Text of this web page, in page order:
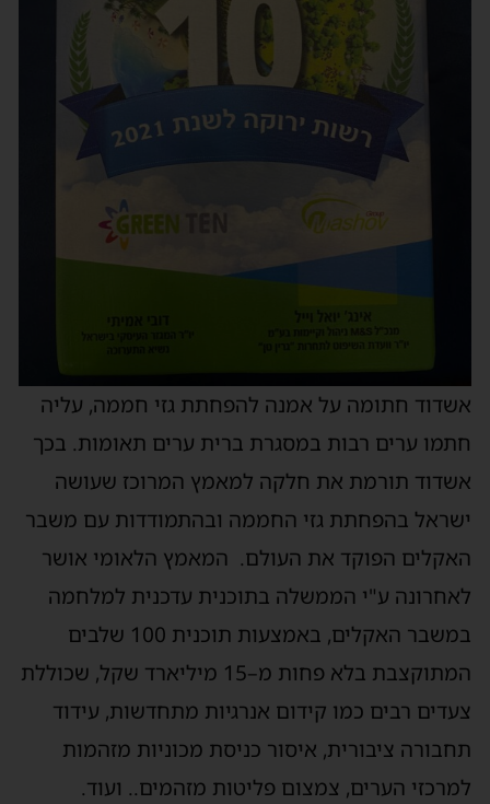
אשדוד חתומה על אמנה להפחתת גזי חממה, עליה
חתמו ערים רבות במסגרת ברית ערים תאומות. בכך
אשדוד תורמת את חלקה למאמץ המרוכז שעושה
ישראל בהפחתת גזי החממה ובהתמודדות עם משבר
האקלים הפוקד את העולם. המאמץ הלאומי אושר
לאחרונה ע"י הממשלה בתוכנית עדכנית למלחמה
במשבר האקלים, באמצעות תוכנית 100 שלבים
המתוקצבת בלא פחות מ–15 מיליארד שקל, שכוללת
צעדים רבים כמו קידום אנרגיות מתחדשות, עידוד
תחבורה ציבורית, איסור כניסת מכוניות מזהמות
למרכזי הערים, צמצום פליטות מזהמים.. ועוד.